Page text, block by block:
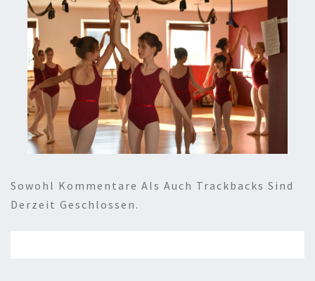
Sowohl Kommentare Als Auch Trackbacks Sind
Derzeit Geschlossen.